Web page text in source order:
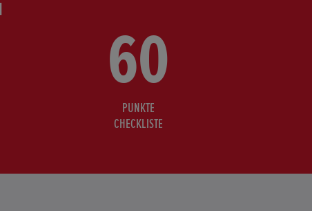
60
PUNKTE
CHECKLISTE